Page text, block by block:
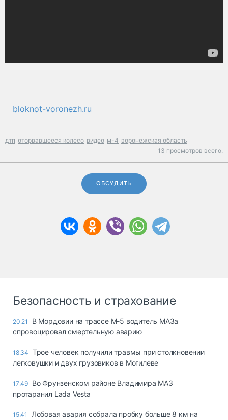
bloknot-voronezh.ru
дтп оторвавшееся колесо видео м-4 воронежская область
13 просмотров всего.
ОБСУДИТЬ
Безопасность и страхование
20:21
В Мордовии на трассе М-5 водитель МАЗа
спровоцировал смертельную аварию
18:34 Трое человек получили травмы при столкновении
легковушки и двух грузовиков в Могилеве
17:49 Во Фрунзенском районе Владимира МАЗ
протаранил Lada Vesta
15:41
Лобовая авария собрала пробку больше 8 км на